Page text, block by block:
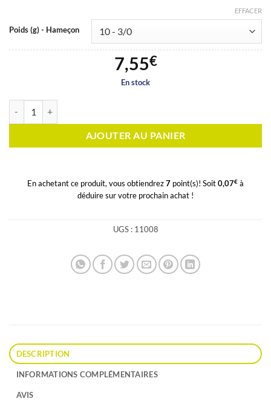
Poids (g) - Hameçon
EFFACER
7,55€
En stock
AJOUTER AU PANIER
En achetant ce produit, vous obtiendrez7 point(s)! Soit0,07€ à
déduire sur votre prochain achat !
UGS : 11008
DESCRIPTION
INFORMATIONS COMPLÉMENTAIRES
AVIS